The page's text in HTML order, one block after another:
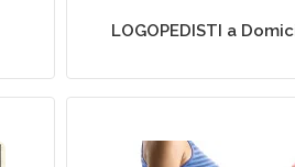
LOGOPEDISTI a